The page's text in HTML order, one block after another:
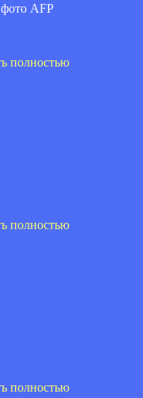
AFP
полностью
полностью
полностью